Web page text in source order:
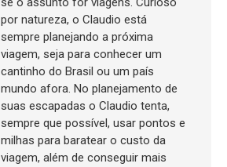
por natureza, o Claudio está
sempre planejando a próxima
viagem, seja para conhecer um
cantinho do Brasil ou um país
mundo afora. No planejamento de
suas escapadas o Claudio tenta,
sempre que possível, usar pontos e
milhas para baratear o custo da
viagem, além de conseguir mais